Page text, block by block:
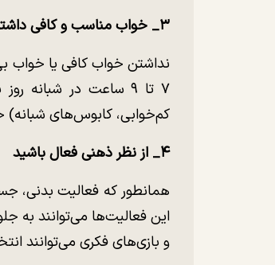
۳_ خواب مناسب و کافی داشته باشید
نداشتن خواب کافی یا خواب
۷ تا ۹ ساعت در شبانه
کم‌خوابی، کابوس‌های
۴_ از نظر ذهنی فعال باشید
همانطور که فعالیت بدنی،
این فعالیت‌ها می‌توانند به
و بازی‌های فکری می‌توانند